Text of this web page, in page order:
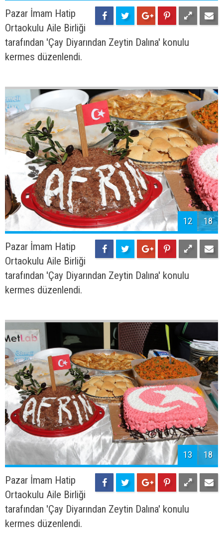
Pazar İmam Hatip
Ortaokulu Aile Birliği
tarafından 'Çay Diyarından Zeytin Dalına' konulu
kermes düzenlendi.
12 18
Pazar İmam Hatip
Ortaokulu Aile Birliği
tarafından 'Çay Diyarından Zeytin Dalına' konulu
kermes düzenlendi.
13 18
Pazar İmam Hatip
Ortaokulu Aile Birliği
tarafından 'Çay Diyarından Zeytin Dalına' konulu
kermes düzenlendi.